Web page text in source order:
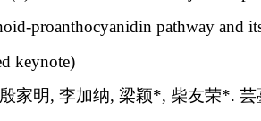
proanthocyanidin pathway and
keynote)
殷家明,李加纳,梁颖*, 柴友荣*.芸